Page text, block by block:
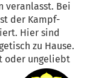
veranlasst. Bei
der Kampf-
Hier sind
zu Hause.
oder ungeliebt